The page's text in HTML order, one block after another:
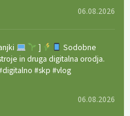
06.08.2026
]
Sodobne
in druga digitalna orodja.
#skp #vlog
06.08.2026